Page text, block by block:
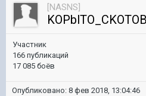
[NASNS]
Участник
166 публикаций
17 085 боёв
Опубликовано: 8 фев 2018, 13:04:46